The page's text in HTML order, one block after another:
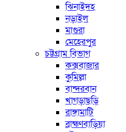
ঝিনাইদহ
নড়াইল
মাগুরা
মেহেরপুর
চট্টগ্রাম বিভাগ
কক্সবাজার
কুমিল্লা
বান্দরবান
খাগড়াছড়ি
রাঙ্গামাটি
ব্রাহ্মণবাড়িয়া